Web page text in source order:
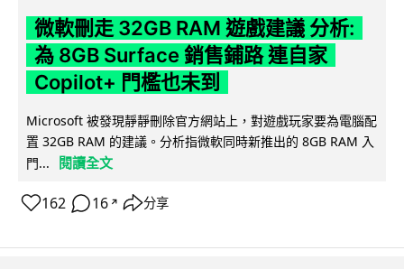
微軟刪走 32GB RAM 遊戲建議 分析:
為 8GB Surface 銷售鋪路 連自家
Copilot+ 門檻也未到
Microsoft 被發現靜靜刪除官方網站上，對遊戲玩家要為電腦配
置 32GB RAM 的建議。分析指微軟同時新推出的 8GB RAM 入
門...
閱讀全文
162 16 ↗ 分享